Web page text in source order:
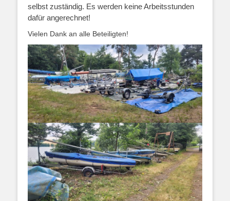
selbst zuständig. Es werden keine Arbeitsstunden
dafür angerechnet!
Vielen Dank an alle Beteiligten!